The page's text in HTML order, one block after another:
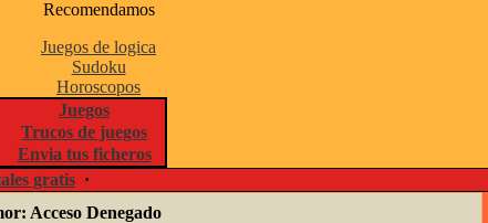
Recomendamos
Juegos de logica
Sudoku
Horoscopos
Juegos
Trucos de juegos
Envia tus ficheros
gratis ·
Acceso Denegado